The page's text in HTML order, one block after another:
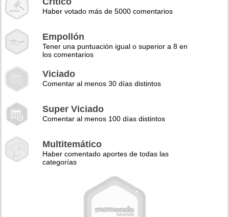
Haber votado más de 5000 comentarios
Empollón
Tener una puntuación igual o superior a 8 en
los comentarios
Viciado
Comentar al menos 30 días distintos
Super Viciado
Comentar al menos 100 días distintos
Multitemático
Haber comentado aportes de todas las
categorías